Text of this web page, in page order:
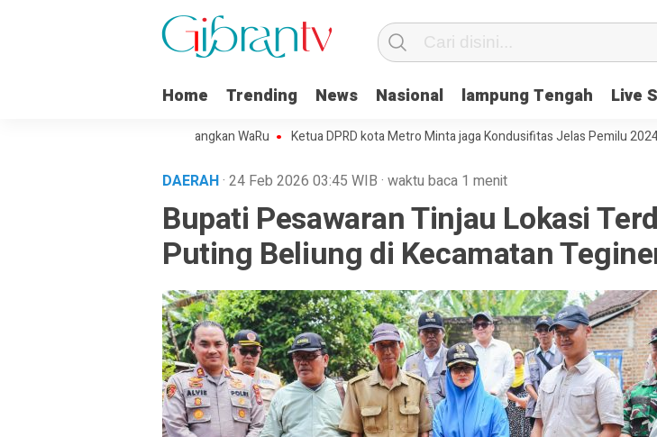
Home Trending News Nasional lampung Tengah Live
Kota Metro Sepakat Menangkan WaRu Ketua DPRD kota Metro Minta jaga Kondusifitas Jelas Pemilu 2024
DAERAH· 24 Feb 2026 03:45 WIB · waktu baca 1 menit
Bupati Pesawaran Tinjau Lokasi
Puting Beliung di Kecamatan